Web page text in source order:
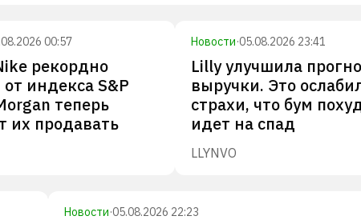
00:57
рекордно
от индекса S&P
теперь
их продавать
Новости·05.08.2026 23:41
Lilly улучшила
выручки. Это
страхи, что бум
идет на спад
LLYNVO
Новости·05.08.2026 22:23